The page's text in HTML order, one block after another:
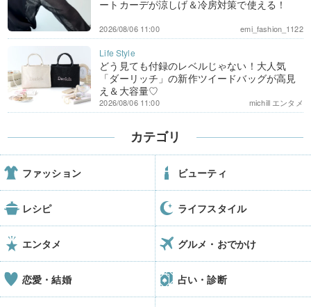
ートカーデが涼しげ＆冷房対策で使える！
emi_fashion_1122
2026/08/06 11:00
どう見ても付録のレベルじゃない！大人気
「ダーリッチ」の新作ツイードバッグが高見
え＆大容量♡
michill エンタメ
2026/08/06 11:00
カテゴリ
ファッション ビューティ
レシピ ライフスタイル
エンタメ グルメ・おでかけ
恋愛・結婚 占い・診断